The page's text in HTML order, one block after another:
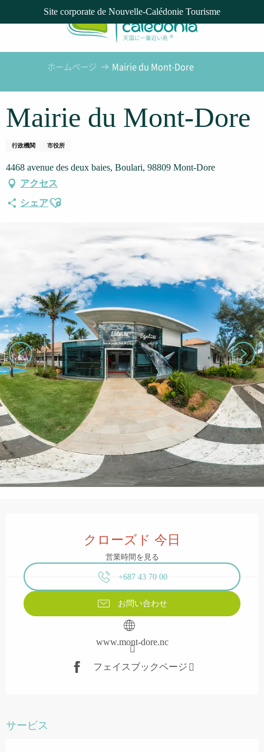
Site corporate de Nouvelle-Calédonie Tourisme
ホームページ Mairie du Mont-Dore
Mairie du Mont-Dore
行政機関 市役所
4468 avenue des deux baies, Boulari, 98809 Mont-Dore
アクセス
シェアAjouter aux favoris
クローズド 今日
営業時間を見る
+687 43 70 00
お問い合わせ
www.mont-dore.nc
フェイスブックページ
サービス